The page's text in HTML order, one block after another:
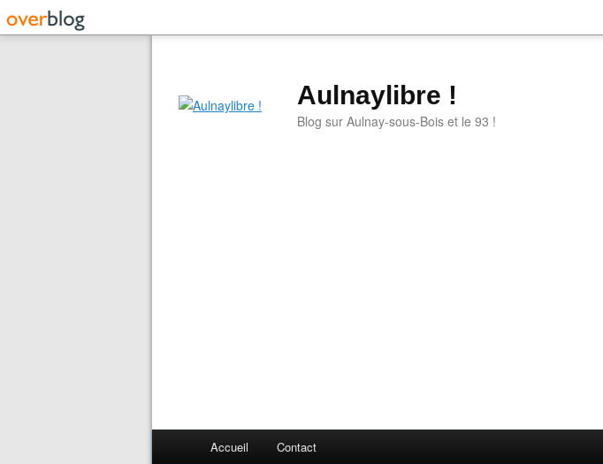
Aulnaylibre !
Blog sur Aulnay-sous-Bois et le 93 !
Accueil Contact